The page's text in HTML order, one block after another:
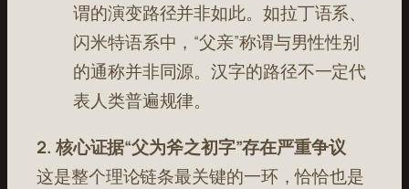
谓的演变路径并非如此。如拉丁语系、
闪米特语系中，“父亲”称谓与男性性别
的通称并非同源。汉字的路径不一定代
表人类普遍规律。
2. 核心证据“父为斧之初字”存在严重争议
这是整个理论链条最关键的一环，恰恰也是